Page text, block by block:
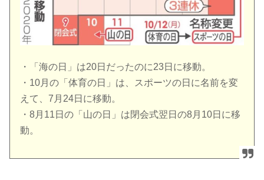
・「海の日」は20日だったのに23日に移動。
・10月の「体育の日」は、スポーツの日に名前を変
えて、7月24日に移動。
・8月11日の「山の日」は閉会式翌日の8月10日に移
動。